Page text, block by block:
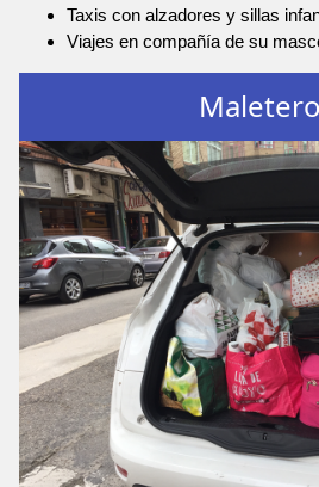
Taxis con alzadores y sillas
Viajes en compañía de su